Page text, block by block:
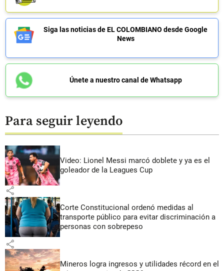
Siga las noticias de EL COLOMBIANO desde Google
News
Únete a nuestro canal de Whatsapp
Para seguir leyendo
Video: Lionel Messi marcó doblete y ya es el
goleador de la Leagues Cup
share
Corte Constitucional ordenó medidas al
transporte público para evitar discriminación a
personas con sobrepeso
share
Mineros logra ingresos y utilidades récord en el